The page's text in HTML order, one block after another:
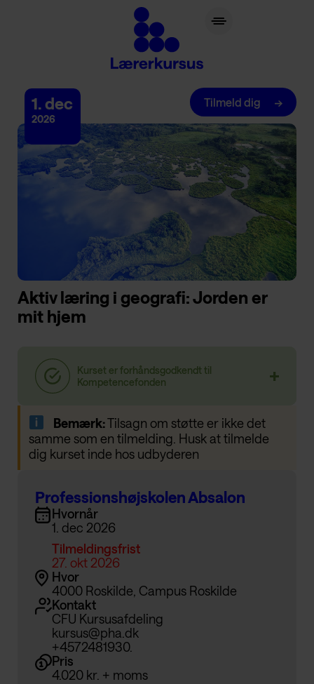
Tilmeld dig
1. dec
2026
Aktiv læring i geografi: Jorden er
mit hjem
Bemærk:Tilsagn om støtte er ikke det
samme som en tilmelding. Husk at tilmelde
dig kurset inde hos udbyderen
Professionshøjskolen Absalon
Hvornår
1. dec 2026
Tilmeldingsfrist
27. okt 2026
Hvor
4000 Roskilde, Campus Roskilde
Kontakt
CFU Kursusafdeling
kursus@pha.dk
+4572481930.
Pris
4.020 kr. + moms